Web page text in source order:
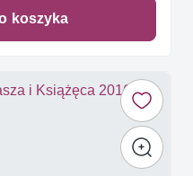
koszyka